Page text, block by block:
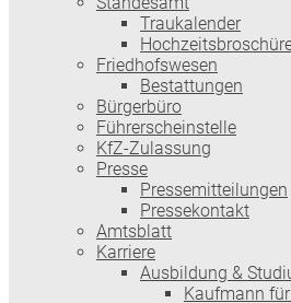
Traukalender
Friedhofswesen
Bestattungen
Bürgerbüro
Führerscheinstelle
KfZ-Zulassung
Presse
Pressemitteilungen
Pressekontakt
Amtsblatt
Karriere
Ausbildung &
Kaufmann